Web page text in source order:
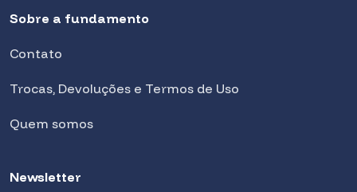
Sobre a fundamento
Contato
Trocas, Devoluções e Termos de Uso
Quem somos
Newsletter